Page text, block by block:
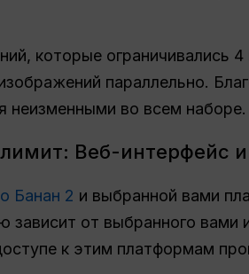
которые ограничивались
параллельно.
неизменными во всем наборе.
Веб-интерфейс
Банан 2 и выбранной вами
зависит от выбранного
к этим платформам